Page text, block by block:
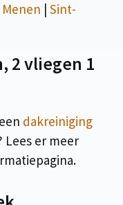
Menen | Sint-
2 vliegen 1
dakreiniging
Lees er meer